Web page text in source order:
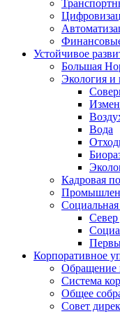
Устойчивое
Большая
Экология и
Вода
Кадровая
Социальная
Север
Корпоративное
Обращение
Система
Общее
Совет